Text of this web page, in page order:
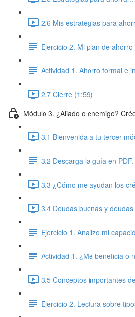
2.6 Mis estrategias para
Ejercicio 2. Mi plan de ahorro
Actividad 1. Ahorro formal e
2.7 Cierre (1:59)
Módulo 3. ¿Aliado o enemigo?
3.1 Bienvenida a tu tercer
3.2 Descarga la guía en PDF.
3.3 ¿Cómo me ayudan los
3.4 Deudas buenas y
Ejercicio 1. Analizo mi
Actividad 1. ¿Me beneficia o
3.5 Conceptos importantes
Ejercicio 2. Lectura sobre